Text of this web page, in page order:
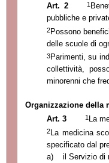
Art. 2
1
pubbliche e
2Possono
delle scuole di
3Parimenti, su
collettività,
minorenni che
Organizzazione della
Art. 3
1 La
2La medicina
specificato dal
a)
il Servizio di